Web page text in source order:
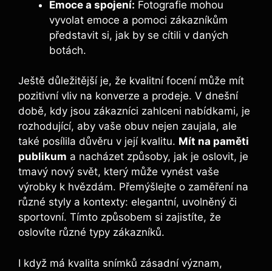
Emoce a spojení: Fotografie mohou
vyvolat emoce a pomoci zákazníkům
představit si, jak by se cítili v daných
botách.
Ještě důležitější je, že kvalitní focení může mít
pozitivní vliv na konverze a prodeje. V dnešní
době, kdy jsou zákazníci zahlceni nabídkami, je
rozhodující, aby vaše obuv nejen zaujala, ale
také posílila důvěru v její kvalitu. Mít na paměti
publikum a nacházet způsoby, jak je oslovit, je
tmavý nový svět, který může vynést vaše
výrobky k hvězdám. Přemýšlejte o zaměření na
různé styly a kontexty: elegantní, uvolněný či
sportovní. Tímto způsobem si zajistíte, že
oslovíte různé typy zákazníků.
I když má kvalita snímků zásadní význam,